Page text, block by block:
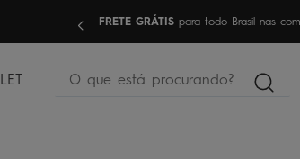
Sua primeira vez aqui?
O que está procurando?